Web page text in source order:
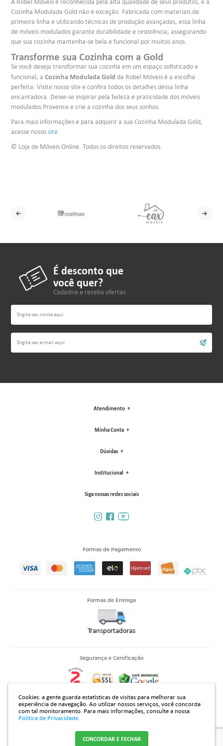
Cookies: a gente guarda estatísticas de visitas para melhorar sua
experiência de navegação. Ao utilizar nossos serviços, você concorda
com tal monitoramento. Para mais informações, consulte a nossa
Política de Privacidade.
CONCORDAR E FECHAR
A Robel Móveis é reconhecida pela alta qualidade de seus produtos, e a
Cozinha Modulada Gold não é exceção. Fabricada com materiais de
primeira linha e utilizando técnicas de produção avançadas, essa linha
de móveis modulados garante durabilidade e resistência, assegurando
que sua cozinha mantenha-se bela e funcional por muitos anos.
Transforme sua Cozinha com a Gold
Se você deseja transformar sua cozinha em um espaço sofisticado e
funcional, aCozinha Modulada Gold da Robel Móveis é a escolha
perfeita. Visite nosso site e confira todos os detalhes dessa linha
encantadora. Deixe-se inspirar pela beleza e praticidade dos móveis
modulados Provence e crie a cozinha dos seus sonhos.
Para mais informações e para adquirir a sua Cozinha Modulada Gold,
acesse nossosite.
© Loja de Móveis Online. Todos os direitos reservados.
É desconto que
você quer?
Cadastre e receba ofertas
Atendimento
Minha Conta
Dúvidas
Institucional
Siga nossas redes sociais
Formas de Pagamento
Formas de Entrega
Segurança e Certificação
14.313.394/0001-42 |Rua João Rodrigues Gomes 2735, Jardim Regissol - Mirassol - SP - CEP 15133310